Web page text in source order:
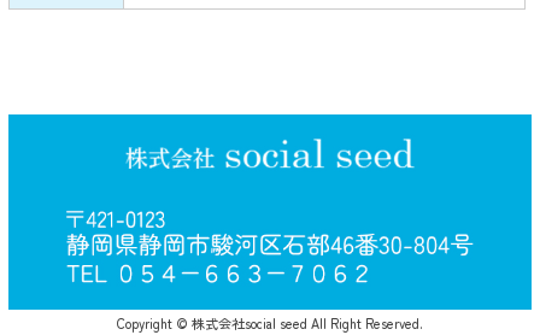
Copyright © 株式会社social seed All Right Reserved.